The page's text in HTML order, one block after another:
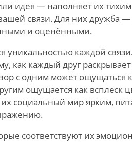
идея — наполняет их тихим
связи. Для них дружба
и оценёнными.
уникальностью каждой
как каждый друг
с одним может ощущаться
ощущается как всплеск
социальный мир ярким,
соответствуют их